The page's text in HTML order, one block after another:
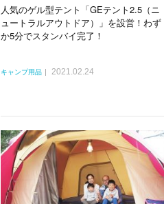
人気のゲル型テント「GEテント2.5（ニ
ュートラルアウトドア）」を設営！わず
か5分でスタンバイ完了！
キャンプ用品 2021.02.24